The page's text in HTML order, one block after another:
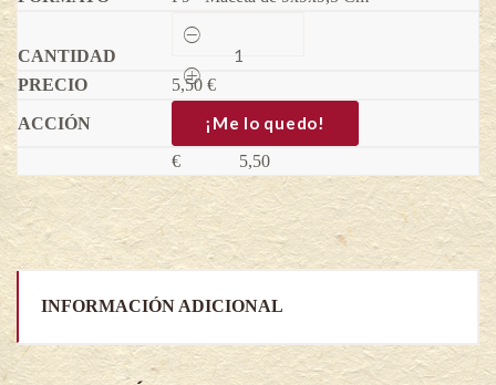
Red
Vitis
idaea
quantity
5,50 €
¡Me lo quedo!
€ 5,50
INFORMACIÓN ADICIONAL